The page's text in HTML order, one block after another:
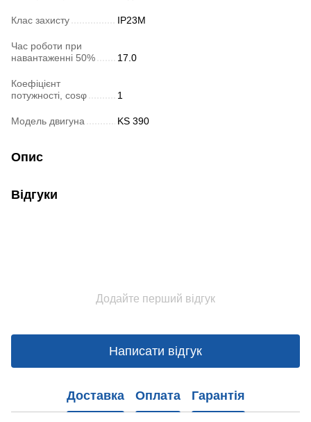
Клас захисту IP23M
Час роботи при
навантаженні 50%
17.0
Коефіцієнт
потужності, cosφ
1
Модель двигуна KS 390
Опис
Відгуки
Додайте перший відгук
Написати відгук
Доставка Оплата Гарантія